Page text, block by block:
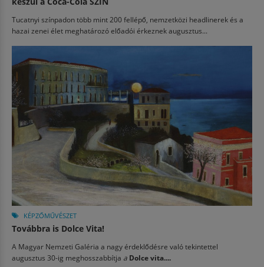
Tucatnyi színpadon több mint 200 fellépő, nemzetközi headlinerek és a
hazai zenei élet meghatározó előadói érkeznek augusztus...
KÉPZŐMŰVÉSZET
Továbbra is Dolce Vita!
A Magyar Nemzeti Galéria a nagy érdeklődésre való tekintettel
augusztus 30-ig meghosszabbítja a Dolce vita....